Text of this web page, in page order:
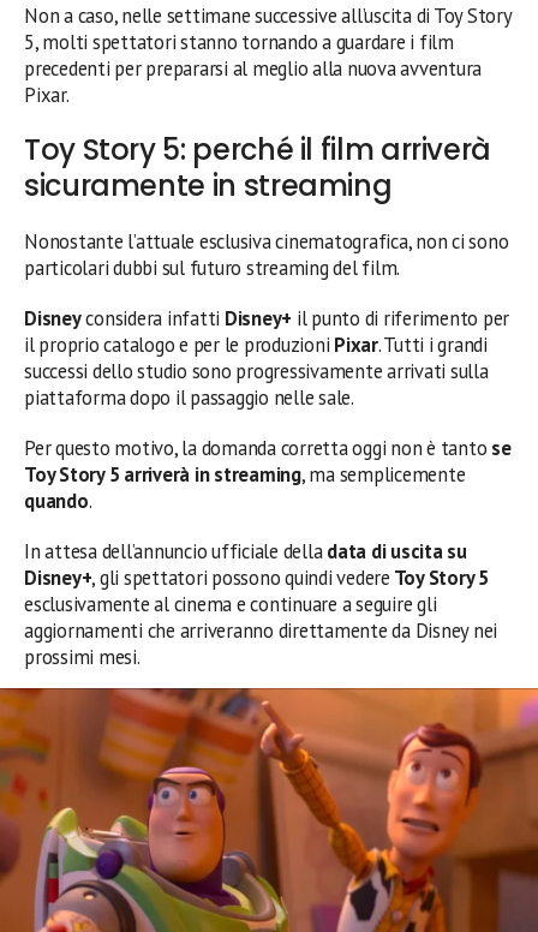
Non a caso, nelle settimane successive all’uscita di Toy Story
5, molti spettatori stanno tornando a guardare i film
precedenti per prepararsi al meglio alla nuova avventura
Pixar.
Toy Story 5: perché il film arriverà
sicuramente in streaming
Nonostante l’attuale esclusiva cinematografica, non ci sono
particolari dubbi sul futuro streaming del film.
Disneyconsidera infatti Disney+ il punto di riferimento per
il proprio catalogo e per le produzioni Pixar. Tutti i grandi
successi dello studio sono progressivamente arrivati sulla
piattaforma dopo il passaggio nelle sale.
Per questo motivo, la domanda corretta oggi non è tanto se
Toy Story 5 arriverà in streaming, ma semplicemente
quando.
In attesa dell’annuncio ufficiale delladata di uscita su
Disney+, gli spettatori possono quindi vedere Toy Story 5
esclusivamente al cinema e continuare a seguire gli
aggiornamenti che arriveranno direttamente da Disney nei
prossimi mesi.